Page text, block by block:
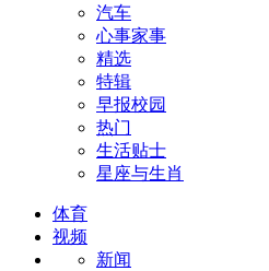
汽车
心事家事
精选
特辑
早报校园
热门
生活贴士
星座与生肖
体育
视频
新闻